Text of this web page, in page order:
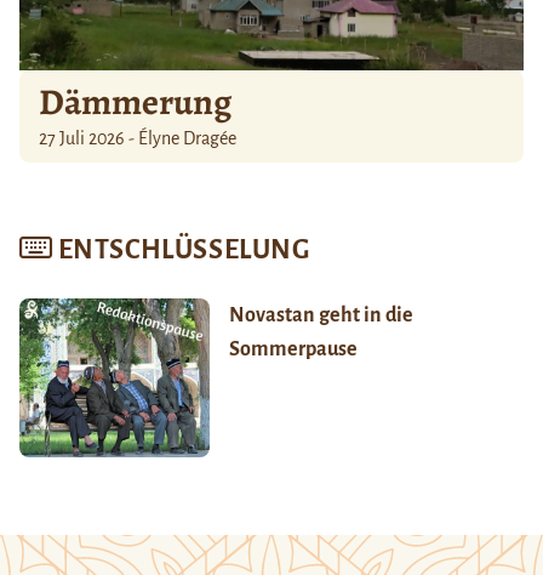
Dämmerung
27 Juli 2026 - Élyne Dragée
ENTSCHLÜSSELUNG
Novastan geht in die
Sommerpause